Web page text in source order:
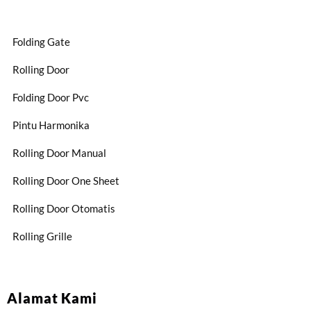
Folding Gate
Rolling Door
Folding Door Pvc
Pintu Harmonika
Rolling Door Manual
Rolling Door One Sheet
Rolling Door Otomatis
Rolling Grille
Alamat Kami